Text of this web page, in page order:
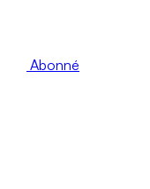
Abonné